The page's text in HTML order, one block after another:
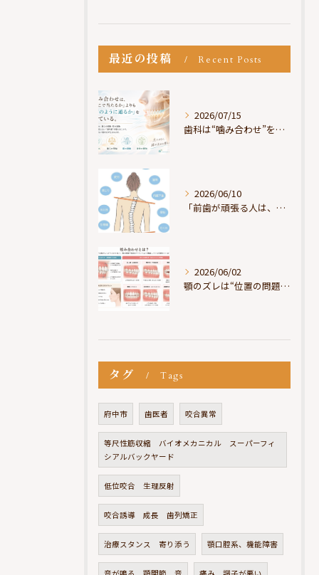
最近の投稿 Recent Posts
2026/07/15
歯科は“噛み合わせ”を見ているが、身体は“通り道”を見ている
2026/06/10
「前歯が頑張る人は、だいたい疲れている」
2026/06/02
顎のズレは“位置の問題”ではなく“選択の問題”
タグ Tags
府中市 歯医者 咬合異常
等尺性筋収縮 バイオメカニカル スーパーフィ
シアルバックヤード
低位咬合 生理反射
咬合誘導 成長 歯列矯正
治療スタンス 寄り添う 顎口腔系、機能障害